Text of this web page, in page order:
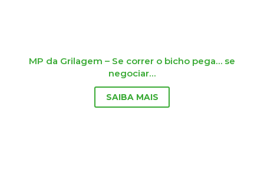
MP da Grilagem – Se correr o bicho pega… se
negociar…
SAIBA MAIS